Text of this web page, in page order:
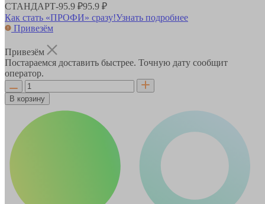
СТАНДАРТ-95.9 ₽95.9 ₽
Как стать «ПРОФИ» сразу!Узнать подробнее
Привезём
Привезём
Постараемся доставить быстрее. Точную дату сообщит
оператор.
В корзину